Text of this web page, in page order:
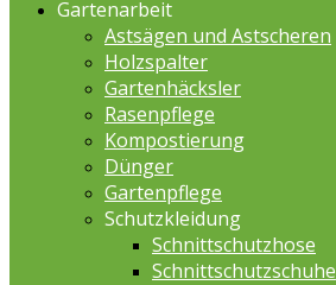
Gartenarbeit
Astsägen und Astscheren
Holzspalter
Gartenhäcksler
Rasenpflege
Kompostierung
Dünger
Gartenpflege
Schutzkleidung
Schnittschutzhose
Schnittschutzschuhe